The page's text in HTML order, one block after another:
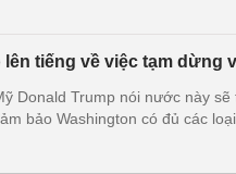
lên tiếng về việc tạm dừng
Donald Trump nói nước này
bảo Washington có đủ các